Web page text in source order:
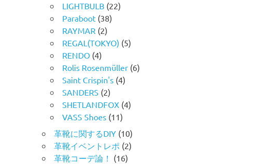
LIGHTBULB (22)
Paraboot (38)
RAYMAR (2)
REGAL(TOKYO) (5)
RENDO (4)
Rolis Rosenmüller (6)
Saint Crispin's (4)
SANDERS (2)
SHETLANDFOX (4)
VASS Shoes (11)
革靴に関するDIY (10)
革靴イベントレポ (2)
革靴コーデ論！ (16)